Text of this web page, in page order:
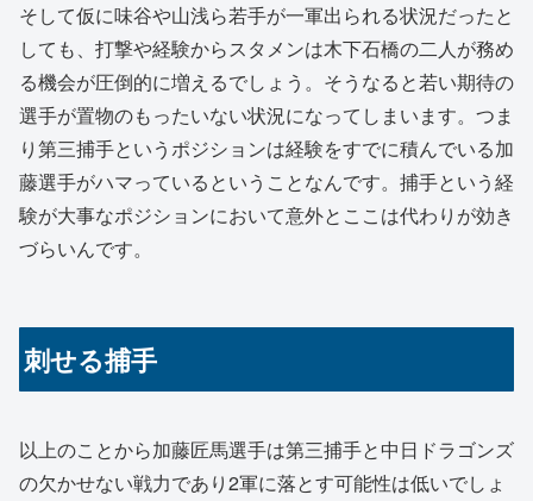
そして仮に味谷や山浅ら若手が一軍出られる状況だったと
しても、打撃や経験からスタメンは木下石橋の二人が務め
る機会が圧倒的に増えるでしょう。そうなると若い期待の
選手が置物のもったいない状況になってしまいます。つま
り第三捕手というポジションは経験をすでに積んでいる加
藤選手がハマっているということなんです。捕手という経
験が大事なポジションにおいて意外とここは代わりが効き
づらいんです。
刺せる捕手
以上のことから加藤匠馬選手は第三捕手と中日ドラゴンズ
の欠かせない戦力であり2軍に落とす可能性は低いでしょ